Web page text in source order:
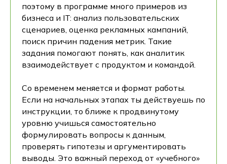
поэтому в программе много примеров из
бизнеса и IT: анализ пользовательских
сценариев, оценка рекламных кампаний,
поиск причин падения метрик. Такие
задания помогают понять, как аналитик
взаимодействует с продуктом и командой.
Со временем меняется и формат работы.
Если на начальных этапах ты действуешь по
инструкции, то ближе к продвинутому
уровню учишься самостоятельно
формулировать вопросы к данным,
проверять гипотезы и аргументировать
выводы. Это важный переход от «учебного»